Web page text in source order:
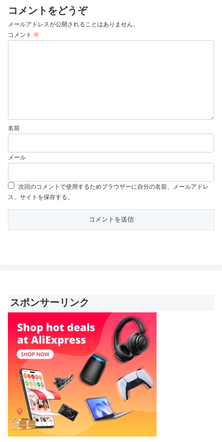
コメントをどうぞ
メールアドレスが公開されることはありません。
コメント ※
名前
メール
次回のコメントで使用するためブラウザーに自分の名前、メールアドレ
ス、サイトを保存する。
スポンサーリンク